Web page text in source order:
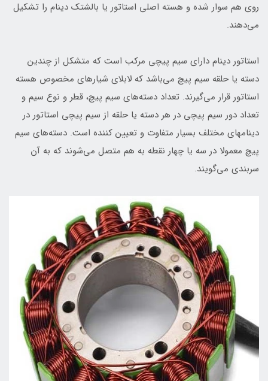
روی هم سوار شده و هسته اصلی استاتور یا بالشتک دینام را تشکیل
می‌دهند.
استاتور دینام دارای سیم پیچی مرکب است که متشکل از چندین
دسته یا حلقه سیم پیچ می‌باشد که لابلای شیارهای مخصوص هسته
استاتور قرار می‌گیرند. تعداد دسته‌های سیم پیچ، قطر و نوع سیم و
تعداد دور سیم پیچی در هر دسته یا حلقه از سیم پیچی استاتور در
دینامهای مختلف بسیار متفاوت و تعیین کننده است. دسته‌های سیم
پیچ معمولا در سه یا چهار نقطه به هم متصل می‌شوند که به آن
سربندی می‌گویند.